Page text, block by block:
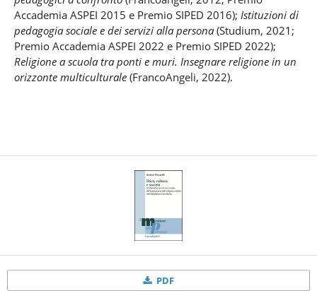
Accademia ASPEI 2015 e Premio SIPED 2016); Istituzioni di
pedagogia sociale e dei servizi alla persona(Studium, 2021;
Premio Accademia ASPEI 2022 e Premio SIPED 2022);
Religione a scuola tra ponti e muri. Insegnare religione in un
orizzonte multiculturale(FrancoAngeli, 2022).
PDF